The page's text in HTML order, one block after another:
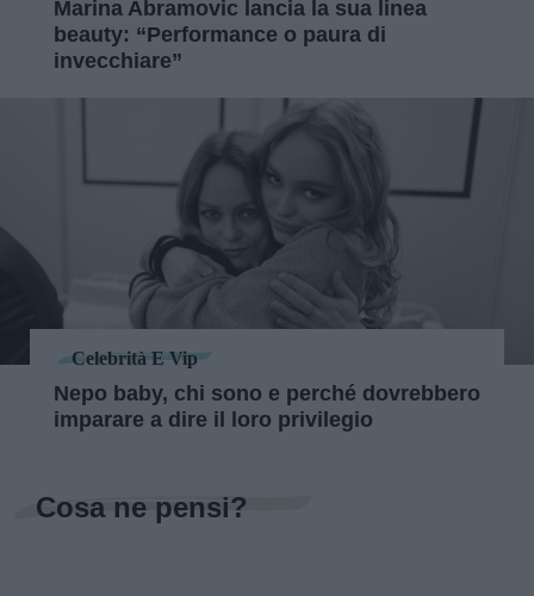
Marina Abramovic lancia la sua linea
beauty: “Performance o paura di
invecchiare”
Celebrità E Vip
Nepo baby, chi sono e perché dovrebbero
imparare a dire il loro privilegio
Cosa ne pensi?